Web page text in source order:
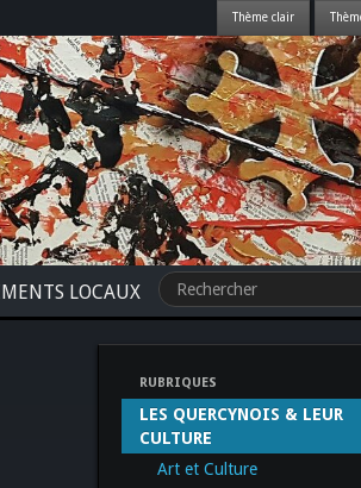
LOCAUX
RUBRIQUES
LES QUERCYNOIS & LEUR
CULTURE
Art et Culture